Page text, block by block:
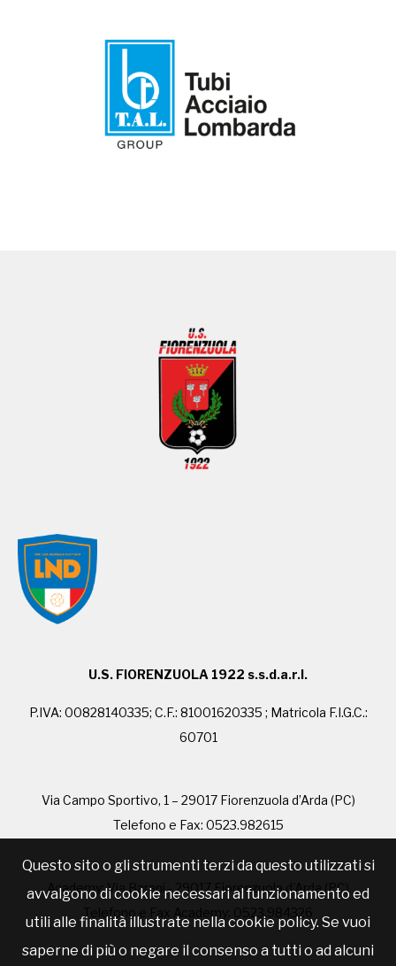
U.S. FIORENZUOLA 1922 s.s.d.a.r.l.
P.IVA: 00828140335; C.F.: 81001620335 ; Matricola F.I.G.C.:
60701
Via Campo Sportivo, 1 – 29017 Fiorenzuola d’Arda (PC)
Telefono e Fax: 0523.982615
Academy: Via Barani - 29017 Fiorenzuola d'Arda (PC)
Telefono e Fax Academy: 0523.984326
Questo sito o gli strumenti terzi da questo utilizzati si
avvalgono di cookie necessari al funzionamento ed
utili alle finalità illustrate nella cookie policy. Se vuoi
saperne di più o negare il consenso a tutti o ad alcuni